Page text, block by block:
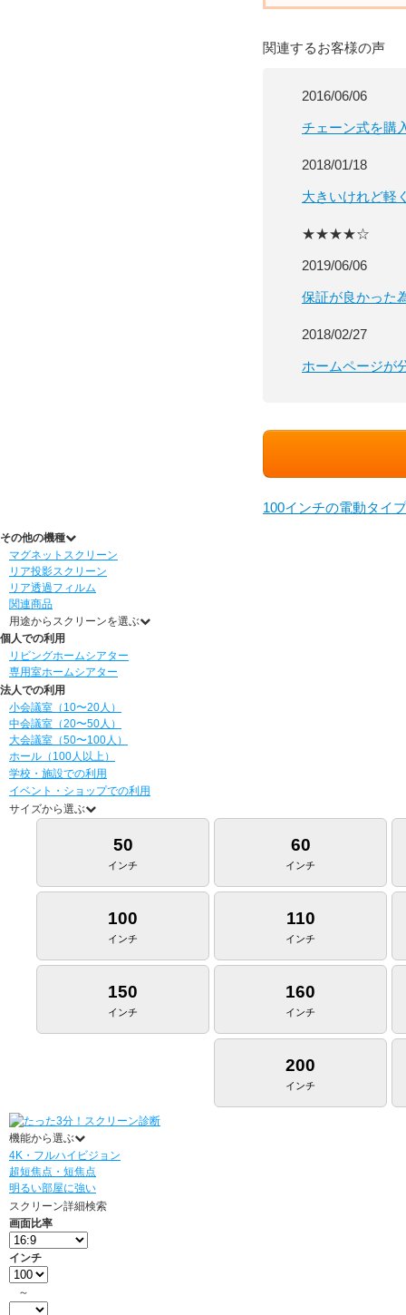
関連するお客様の声
2016/06/06
チェーン式を購
2018/01/18
大きいけれど軽
★★★★☆
2019/06/06
保証が良かった
2018/02/27
ホームページが
100インチの電動タイ
その他の機種
マグネットスクリーン
リア投影スクリーン
リア透過フィルム
関連商品
用途からスクリーンを選ぶ
個人での利用
リビングホームシアター
専用室ホームシアター
法人での利用
小会議室（10〜20人）
中会議室（20〜50人）
大会議室（50〜100人）
ホール（100人以上）
学校・施設での利用
イベント・ショップでの利用
サイズから選ぶ
50
インチ
60
インチ
100
インチ
110
インチ
150
インチ
160
インチ
200
インチ
機能から選ぶ
4K・フルハイビジョン
超短焦点・短焦点
明るい部屋に強い
スクリーン詳細検索
画面比率
インチ
～